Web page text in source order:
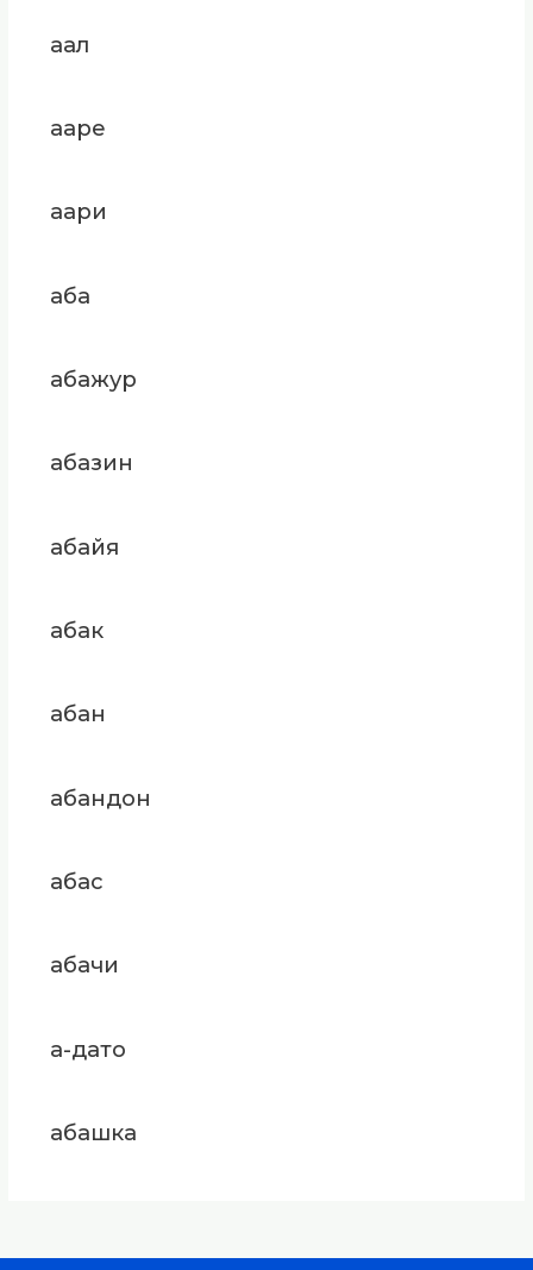
аал
ааре
аари
аба
абажур
абазин
абайя
абак
абан
абандон
абас
абачи
а-дато
абашка